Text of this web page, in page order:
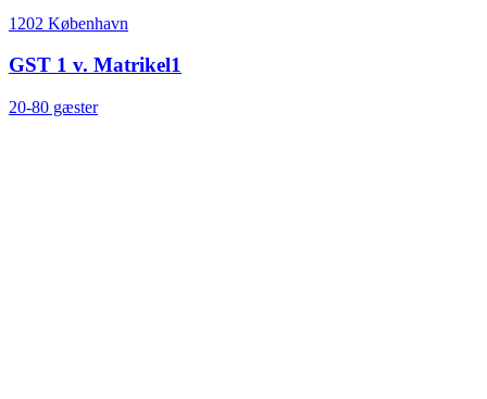
1202 København
GST 1 v. Matrikel1
20-80 gæster